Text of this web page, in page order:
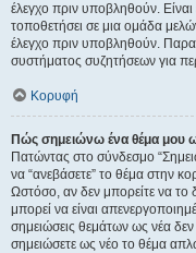
έλεγχο πριν υποβληθούν. Είναι
τοποθετήσει σε μια ομάδα
έλεγχο πριν υποβληθούν.
συστήματος συζητήσεων για
Κορυφή
Πώς σημειώνω ένα θέμα μου
Πατώντας στο σύνδεσμο
να “ανεβάσετε” το θέμα στην
Ωστόσο, αν δεν μπορείτε να το
μπορεί να είναι
σημειώσεις θεμάτων ως νέα δεν
σημειώσετε ως νέο το θέμα